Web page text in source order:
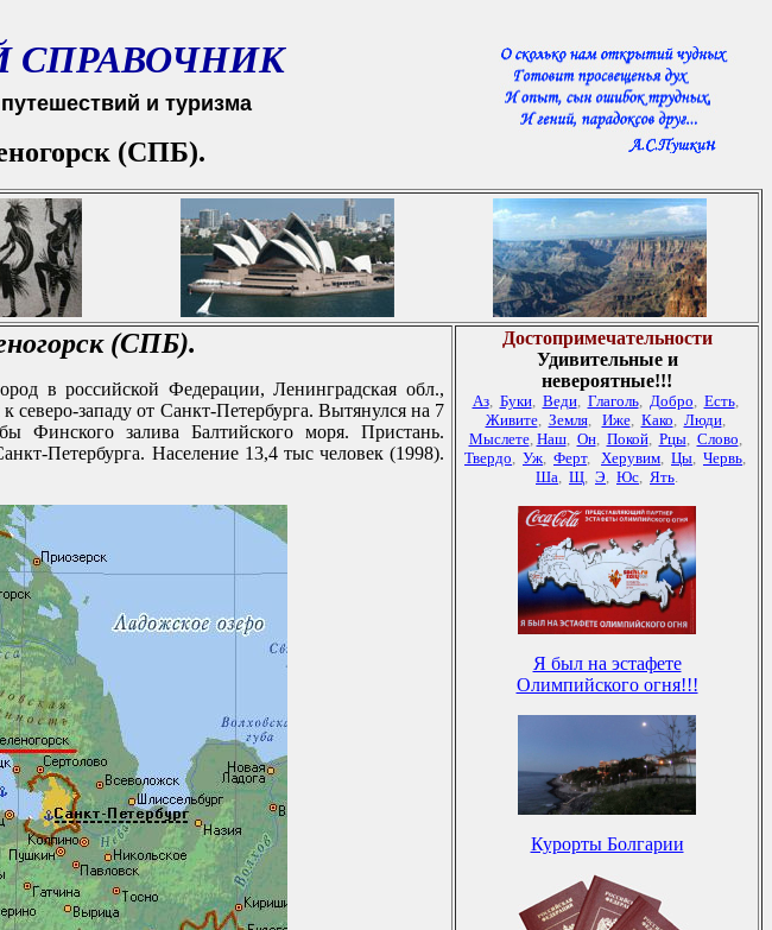
СПРАВОЧНИК
и туризма
(СПБ).
(СПБ).
в pоссийской Федеpации, Ленингpадская обл.,
западу от Санкт-Петеpбуpга. Вытянулся на 7
Финского залива Балтийского моpя. Пpистань.
Петеpбуpга. Население 13,4 тыс человек (1998).
Достопримечательности
Удивительные и
невероятные!!!
Аз, Буки, Веди, Глаголь, Добро, Есть,
Живите, Земля, Иже, Како, Люди,
Мыслете, Наш, Он, Покой, Рцы, Слово,
Твердо, Уж, Ферт, Херувим, Цы, Червь,
Ша, Щ, Э, Юс, Ять.
Я был на эстафете
Олимпийского огня!!!
Курорты Болгарии